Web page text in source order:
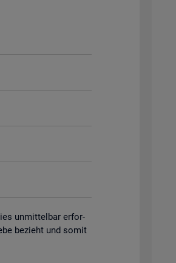
un­mit­tel­bar er­for­
be­zieht und somit